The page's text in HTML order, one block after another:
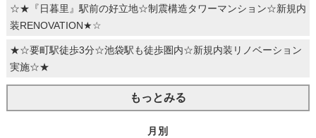
☆★『日暮里』駅前の好立地☆制震構造タワーマンション☆新規内
装RENOVATION★☆
★☆要町駅徒歩3分☆池袋駅も徒歩圏内☆新規内装リノベーション
実施☆★
もっとみる
月別